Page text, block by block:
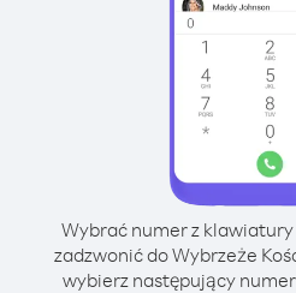
Wybrać numer z
zadzwonić do Wybrzeże
wybierz następujący